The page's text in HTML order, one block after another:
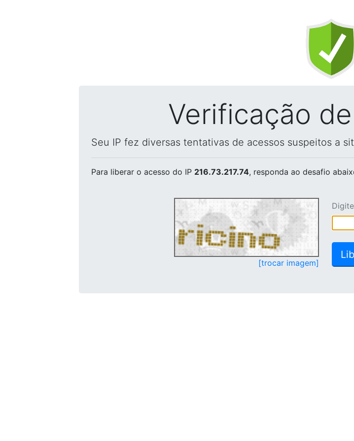
Verificação
Seu IP fez diversas tentativas de acessos suspeitos a
Para liberar o acesso do IP 216.73.217.74, responda ao desafio
[trocar imagem]